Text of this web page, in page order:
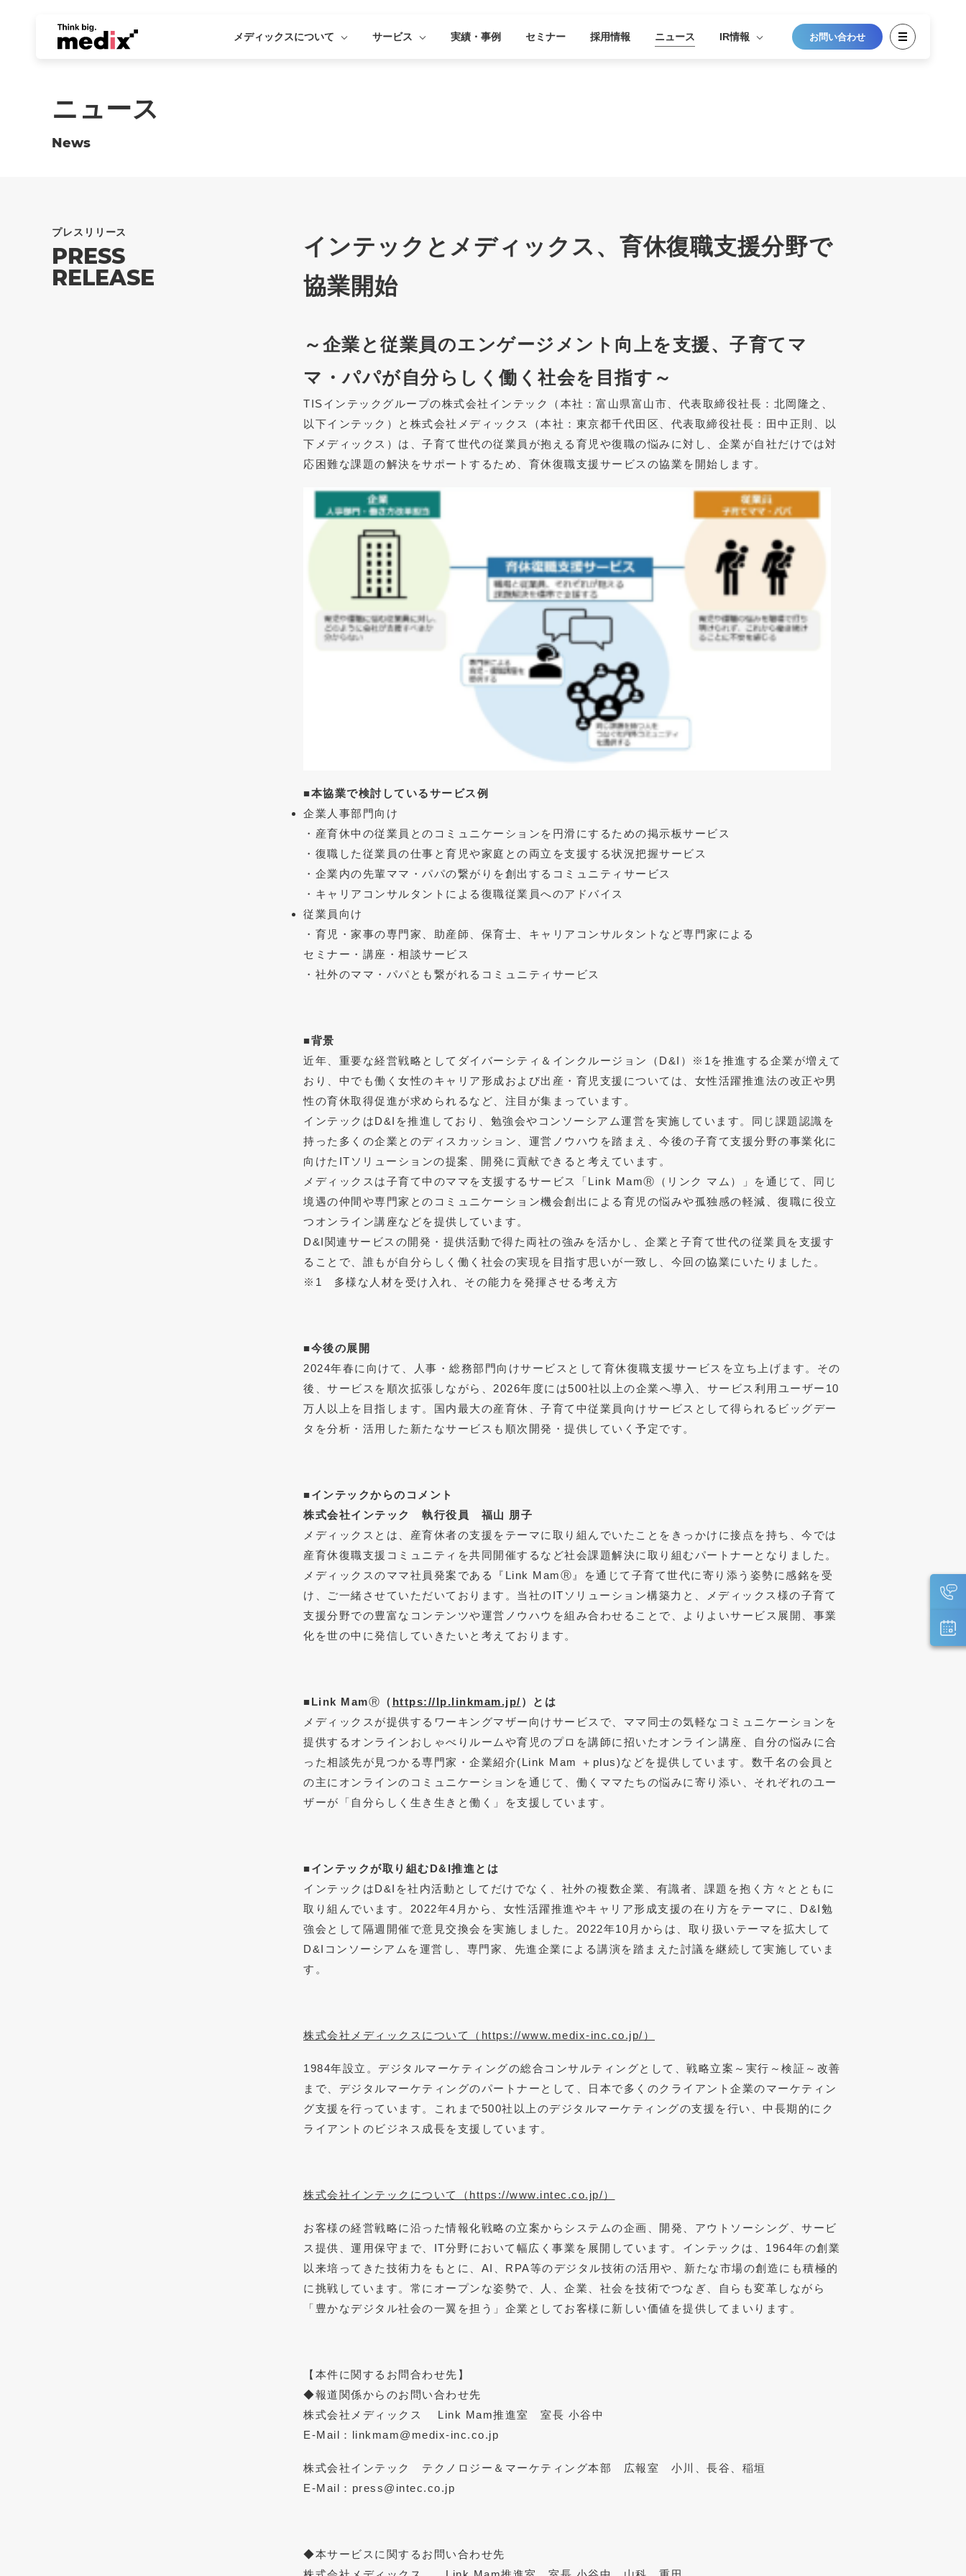
メディックスについて サービス 実績・事例 セミナー 採用情報 ニュース IR情報 お問い合わせ
ニュース
News
プレスリリース
PRESS
RELEASE
インテックとメディックス、育休復職支援分野で
協業開始
～企業と従業員のエンゲージメント向上を支援、 子育てマ
マ・パパが自分らしく働く社会を目指す～
TISインテックグループの株式会社インテック（本社：富山県富山市、代表取締役社長：北岡隆之、
以下インテック）と株式会社メディックス（本社：東京都千代田区、代表取締役社長：田中正則、以
下メディックス）は、子育て世代の従業員が抱える育児や復職の悩みに対し、企業が自社だけでは対
応困難な課題の解決をサポートするため、育休復職支援サービスの協業を開始します。
■本協業で検討しているサービス例
企業人事部門向け
・産育休中の従業員とのコミュニケーションを円滑にするための掲示板サービス
・復職した従業員の仕事と育児や家庭との両立を支援する状況把握サービス
・企業内の先輩ママ・パパの繋がりを創出するコミュニティサービス
・キャリアコンサルタントによる復職従業員へのアドバイス
従業員向け
・育児・家事の専門家、助産師、保育士、キャリアコンサルタントなど専門家による
セミナー・講座・相談サービス
・社外のママ・パパとも繋がれるコミュニティサービス
■背景
近年、重要な経営戦略としてダイバーシティ＆インクルージョン（D&I）※1を推進する企業が増えて
おり、中でも働く女性のキャリア形成および出産・育児支援については、女性活躍推進法の改正や男
性の育休取得促進が求められるなど、注目が集まっています。
インテックはD&Iを推進しており、勉強会やコンソーシアム運営を実施しています。同じ課題認識を
持った多くの企業とのディスカッション、運営ノウハウを踏まえ、今後の子育て支援分野の事業化に
向けたITソリューションの提案、開発に貢献できると考えています。
メディックスは子育て中のママを支援するサービス「Link MamⓇ（リンク マム）」を通じて、同じ
境遇の仲間や専門家とのコミュニケーション機会創出による育児の悩みや孤独感の軽減、復職に役立
つオンライン講座などを提供しています。
D&I関連サービスの開発・提供活動で得た両社の強みを活かし、企業と子育て世代の従業員を支援す
ることで、誰もが自分らしく働く社会の実現を目指す思いが一致し、今回の協業にいたりました。
※1 多様な人材を受け入れ、その能力を発揮させる考え方
■今後の展開
2024年春に向けて、人事・総務部門向けサービスとして育休復職支援サービスを立ち上げます。その
後、サービスを順次拡張しながら、2026年度には500社以上の企業へ導入、サービス利用ユーザー10
万人以上を目指します。国内最大の産育休、子育て中従業員向けサービスとして得られるビッグデー
タを分析・活用した新たなサービスも順次開発・提供していく予定です。
■インテックからのコメント
株式会社インテック 執行役員 福山 朋子
メディックスとは、産育休者の支援をテーマに取り組んでいたことをきっかけに接点を持ち、今では
産育休復職支援コミュニティを共同開催するなど社会課題解決に取り組むパートナーとなりました。
メディックスのママ社員発案である『Link MamⓇ』を通じて子育て世代に寄り添う姿勢に感銘を受
け、ご一緒させていただいております。当社のITソリューション構築力と、メディックス様の子育て
支援分野での豊富なコンテンツや運営ノウハウを組み合わせることで、よりよいサービス展開、事業
化を世の中に発信していきたいと考えております。
■Link MamⓇ （ https://lp.linkmam.jp/ ）とは
メディックスが提供するワーキングマザー向けサービスで、ママ同士の気軽なコミュニケーションを
提供するオンラインおしゃべりルームや育児のプロを講師に招いたオンライン講座、自分の悩みに合
った相談先が見つかる専門家・企業紹介(Link Mam ＋plus)などを提供しています。数千名の会員と
の主にオンラインのコミュニケーションを通じて、働くママたちの悩みに寄り添い、それぞれのユー
ザーが「自分らしく生き生きと働く」を支援しています。
■インテックが取り組むD&I推進とは
インテックはD&Iを社内活動としてだけでなく、社外の複数企業、有識者、課題を抱く方々とともに
取り組んでいます。2022年4月から、女性活躍推進やキャリア形成支援の在り方をテーマに、D&I勉
強会として隔週開催で意見交換会を実施しました。2022年10月からは、取り扱いテーマを拡大して
D&Iコンソーシアムを運営し、専門家、先進企業による講演を踏まえた討議を継続して実施していま
す。
株式会社メディックスについて（ https://www.medix-inc.co.jp/ ）
1984年設立。デジタルマーケティングの総合コンサルティングとして、戦略立案～実行～検証～改善
まで、デジタルマーケティングのパートナーとして、日本で多くのクライアント企業のマーケティン
グ支援を行っています。これまで500社以上のデジタルマーケティングの支援を行い、中長期的にク
ライアントのビジネス成長を支援しています。
株式会社インテックについて（ https://www.intec.co.jp/）
お客様の経営戦略に沿った情報化戦略の立案からシステムの企画、開発、アウトソーシング、サービ
ス提供、運用保守まで、IT分野において幅広く事業を展開しています。インテックは、1964年の創業
以来培ってきた技術力をもとに、AI、RPA等のデジタル技術の活用や、新たな市場の創造にも積極的
に挑戦しています。常にオープンな姿勢で、人、企業、社会を技術でつなぎ、自らも変革しながら
「豊かなデジタル社会の一翼を担う」企業としてお客様に新しい価値を提供してまいります。
【本件に関するお問合わせ先】
◆報道関係からのお問い合わせ先
株式会社メディックス Link Mam推進室 室長 小谷中
E-Mail：linkmam@medix-inc.co.jp
株式会社インテック テクノロジー＆マーケティング本部 広報室 小川、長谷、稲垣
E-Mail：press@intec.co.jp
◆本サービスに関するお問い合わせ先